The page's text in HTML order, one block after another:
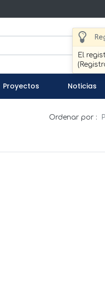
El
Proyectos Noticias
Ordenar por :